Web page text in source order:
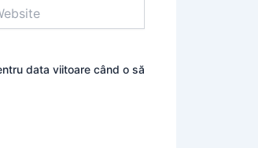
data viitoare când o să